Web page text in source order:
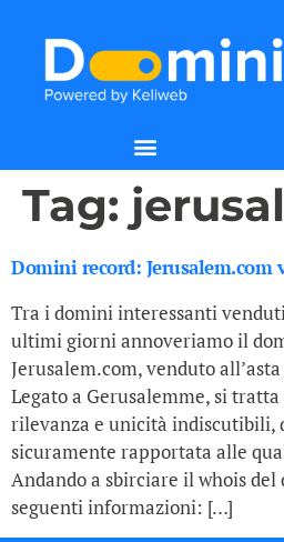
Tag:
Domini record: Jerusalem.com
Tra i domini interessanti
ultimi giorni annoveriamo il
Jerusalem.com, venduto
Legato a Gerusalemme, si
rilevanza e unicità indiscutibili,
sicuramente rapportata alle
Andando a sbirciare il whois
seguenti informazioni: […]